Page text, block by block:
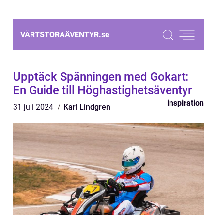
VÅRTSTORAÄVENTYR.se
Upptäck Spänningen med Gokart:
En Guide till Höghastighetsäventyr
31 juli 2024 Karl Lindgren inspiration